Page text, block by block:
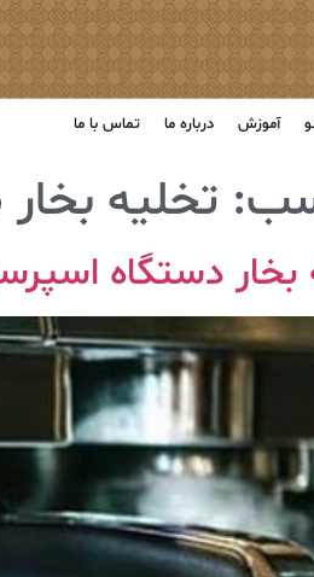
آموزش درباره ما تماس با ما
تخلیه
بخار دستگاه